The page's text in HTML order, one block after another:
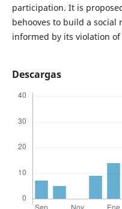
participation. It is
behooves to build a
informed by its violation
Descargas